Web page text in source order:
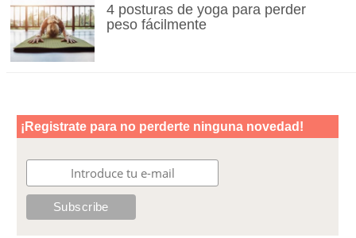
4 posturas de yoga para perder
peso fácilmente